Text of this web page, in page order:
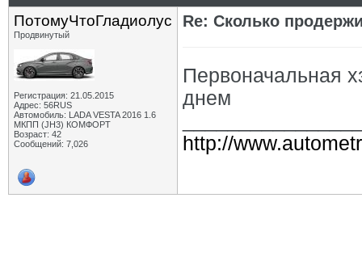
ПотомуЧтоГладиолус
Продвинутый
Регистрация: 21.05.2015
Адрес: 56RUS
Автомобиль: LADA VESTA 2016 1.6
МКПП (JH3) КОМФОРТ
Возраст: 42
Сообщений: 7,026
Re: Сколько
Первоначальная
днем
http://